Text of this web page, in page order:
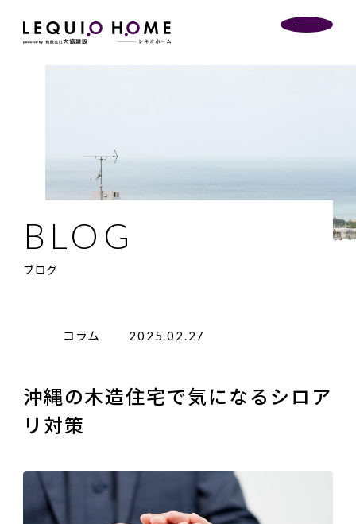
ブログ
コラム 2025.02.27
沖縄の木造住宅で気になるシロア
リ対策